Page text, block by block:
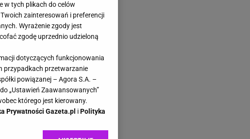
w tych plikach do celów
zainteresowań i preferencji
Wyrażenie zgody jest
zgodę uprzednio udzieloną
dotyczących funkcjonowania
przypadkach przetwarzanie
powiązanej – Agora S.A. –
„Ustawień Zaawansowanych”
którego jest kierowany.
Prywatności Gazeta.pl iPolityka